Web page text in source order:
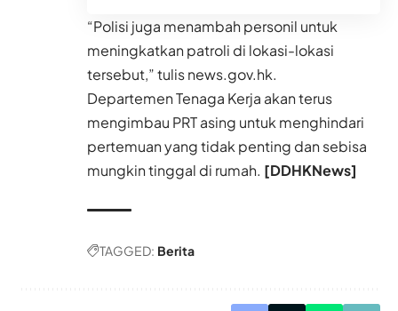
“Polisi juga menambah personil untuk
meningkatkan patroli di lokasi-lokasi
tersebut,” tulis news.gov.hk.
Departemen Tenaga Kerja akan terus
mengimbau PRT asing untuk menghindari
pertemuan yang tidak penting dan sebisa
mungkin tinggal di rumah. [DDHKNews]
TAGGED: Berita